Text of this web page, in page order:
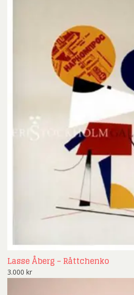
Lasse Åberg – Råttchenko
3.000 kr